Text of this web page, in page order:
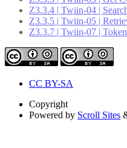
Z3.3.4 | Twiin-04 |
Z3.3.5 | Twiin-05 |
Z3.3.7 | Twiin-07 |
CC BY-SA
Copyright
Powered by Scroll Sites